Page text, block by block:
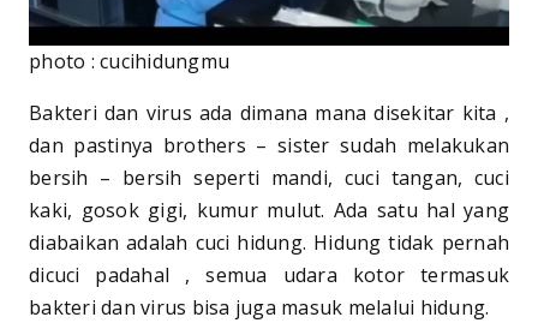
photo : cucihidungmu
Bakteri dan virus ada dimana mana disekitar kita ,
dan pastinya brothers – sister sudah melakukan
bersih – bersih seperti mandi, cuci tangan, cuci
kaki, gosok gigi, kumur mulut. Ada satu hal yang
diabaikan adalah cuci hidung. Hidung tidak pernah
dicuci padahal , semua udara kotor termasuk
bakteri dan virus bisa juga masuk melalui hidung.